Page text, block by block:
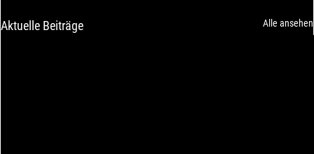
Aktuelle Beiträge Alle ansehen